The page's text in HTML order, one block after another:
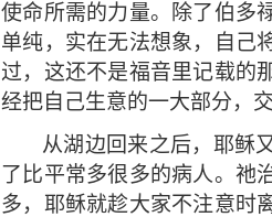
使命所需的力量。除了伯多
单纯，实在无法想象，自己
过，这还不是福音里记载的
经把自己生意的一大部分，
从湖边回来之后，耶稣
了比平常多很多的病人。祂
多，耶稣就趁大家不注意时